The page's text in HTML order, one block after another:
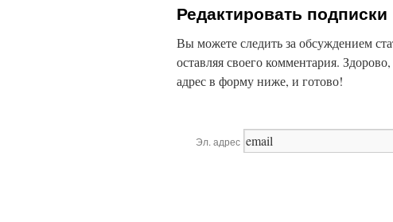
Редактировать подписки
Вы можете следить за обсуждением
оставляя своего комментария.
адрес в форму ниже, и готово!
Эл. адрес